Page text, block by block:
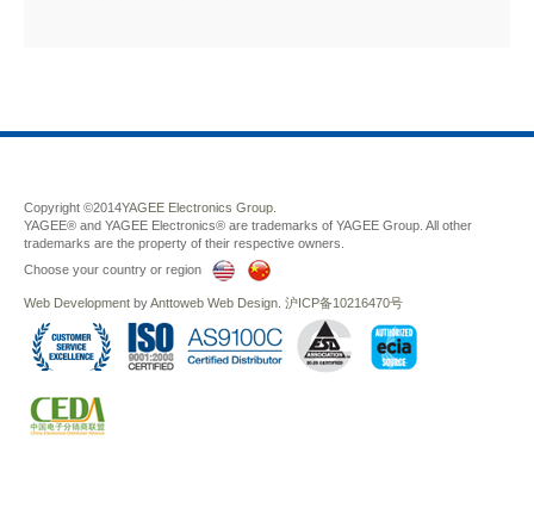
Copyright ©2014YAGEE Electronics Group.
YAGEE® and YAGEE Electronics® are trademarks of YAGEE Group. All other
trademarks are the property of their respective owners.
Choose your country or region
Web Development byAnttoweb Web Design 沪ICP备10216470号